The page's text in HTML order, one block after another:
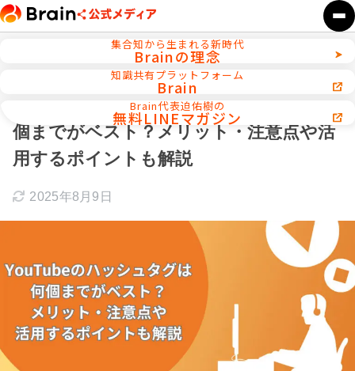
集合知から生まれる新時代
Brainの理念
知識共有プラットフォーム
Brain
Brain代表迫佑樹の
無料LINEマガジン
YouTube／ショート動画運用
【2025年】YouTubeのハッシュタグは何
個までがベスト？メリット・注意点や活
用するポイントも解説
2025年8月9日